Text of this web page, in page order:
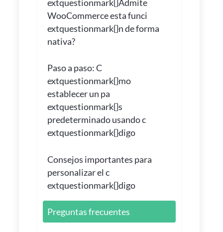
extquestionmark{}Admite
WooCommerce esta funci
extquestionmark{}n de forma
nativa?
Paso a paso: C
extquestionmark{}mo
establecer un pa
extquestionmark{}s
predeterminado usando c
extquestionmark{}digo
Consejos importantes para
personalizar el c
extquestionmark{}digo
Preguntas frecuentes